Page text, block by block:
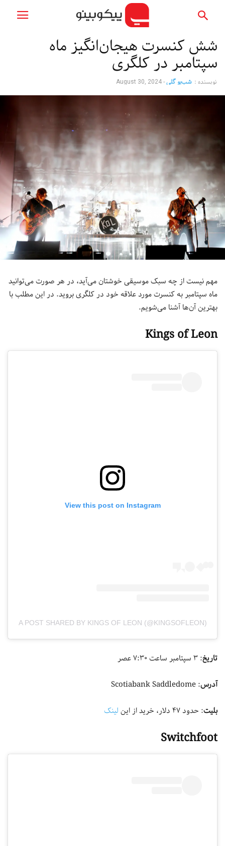
شش کنسرت هیجان‌انگیز ماه
سپتامبر در کلگری
نویسنده : شب‌بو گلی-
August 30, 2024
مهم نیست از چه سبک موسیقی خوشتان می‌آید، در هر صورت می‌توانید
ماه سپتامبر به کنسرت مورد علاقه خود در کلگری بروید. در این مطلب با
بهترین آن‌ها آشنا می‌شویم.
Kings of Leon
View this post on Instagram
A POST SHARED BY KINGS OF LEON (@KINGSOFLEON)
تاریخ: ۳ سپتامبر ساعت ۷:۳۰ عصر
آدرس: Scotiabank Saddledome
بلیت: حدود ۴۷ دلار، خرید از این لینک
Switchfoot